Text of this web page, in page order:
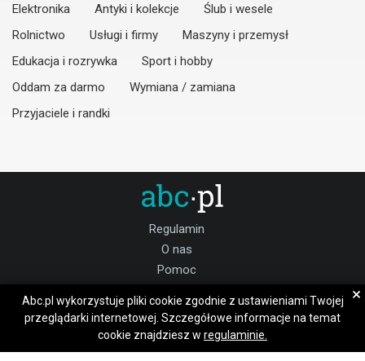
Elektronika
Antyki i kolekcje
Ślub i wesele
Rolnictwo
Usługi i firmy
Maszyny i przemysł
Edukacja i rozrywka
Sport i hobby
Oddam za darmo
Wymiana / zamiana
Przyjaciele i randki
Regulamin
O nas
Pomoc
Praca gryfiński
Dołącz do nas:
Abc.pl wykorzystuje pliki cookie zgodnie z ustawieniami Twojej
przeglądarki internetowej. Szczegółowe informacje na temat
cookie znajdziesz w regulaminie.
×